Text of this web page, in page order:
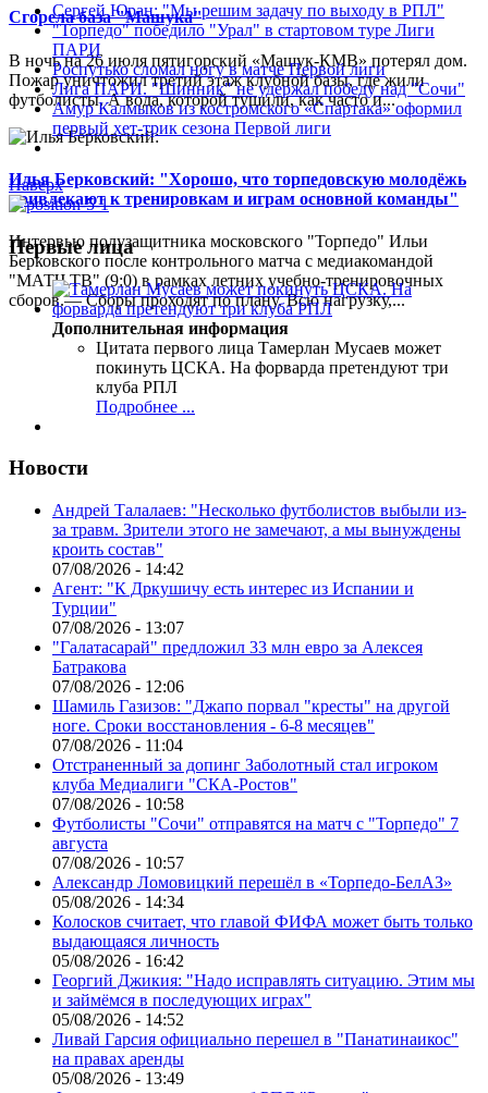
Сгорела база "Машука"
В ночь на 26 июля пятигорский «Машук-КМВ» потерял дом.
Пожар уничтожил третий этаж клубной базы, где жили
футболисты. А вода, которой тушили, как часто и...
Илья Берковский: "Хорошо, что торпедовскую молодёжь
привлекают к тренировкам и играм основной команды"
Интервью полузащитника московского "Торпедо" Ильи
Берковского после контрольного матча с медиакомандой
"МАТЧ ТВ" (9:0) в рамках летних учебно-тренировочных
сборов.— Сборы проходят по плану. Всю нагрузку,...
Сергей Юран: "Мы решим задачу по выходу в РПЛ"
"Торпедо" победило "Урал" в стартовом туре Лиги
ПАРИ
Роспутько сломал ногу в матче Первой лиги
Лига ПАРИ. "Шинник" не удержал победу над "Сочи"
Амур Калмыков из костромского «Спартака» оформил
первый хет-трик сезона Первой лиги
Наверх
Первые лица
Дополнительная информация
Цитата первого лица Тамерлан Мусаев может
покинуть ЦСКА. На форварда претендуют три
клуба РПЛ
Подробнее ...
Новости
Андрей Талалаев: "Несколько футболистов выбыли из-
за травм. Зрители этого не замечают, а мы вынуждены
кроить состав"
07/08/2026 - 14:42
Агент: "К Дркушичу есть интерес из Испании и
Турции"
07/08/2026 - 13:07
"Галатасарай" предложил 33 млн евро за Алексея
Батракова
07/08/2026 - 12:06
Шамиль Газизов: "Джапо порвал "кресты" на другой
ноге. Сроки восстановления - 6-8 месяцев"
07/08/2026 - 11:04
Отстраненный за допинг Заболотный стал игроком
клуба Медиалиги "СКА-Ростов"
07/08/2026 - 10:58
Футболисты "Сочи" отправятся на матч с "Торпедо" 7
августа
07/08/2026 - 10:57
Александр Ломовицкий перешёл в «Торпедо-БелАЗ»
05/08/2026 - 14:34
Колосков считает, что главой ФИФА может быть только
выдающаяся личность
05/08/2026 - 16:42
Георгий Джикия: "Надо исправлять ситуацию. Этим мы
и займёмся в последующих играх"
05/08/2026 - 14:52
Ливай Гарсия официально перешел в "Панатинаикос"
на правах аренды
05/08/2026 - 13:49